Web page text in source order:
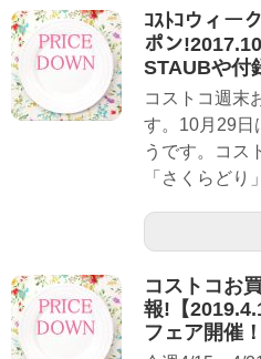
ｺｽﾄｺウィー
ポン
STAUBや付
コストコ週末
す。10月29日
うです。コス
「さくらどり
コストコお
報!【
フェア開催！